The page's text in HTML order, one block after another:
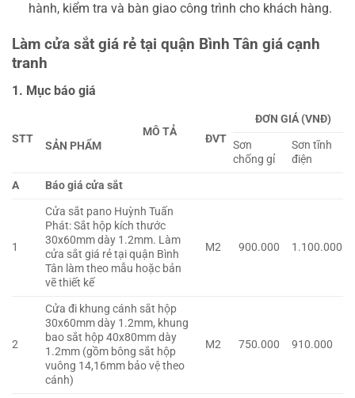
hành, kiểm tra và bàn giao công trình cho khách hàng.
Làm cửa sắt giá rẻ tại quận Bình Tân giá cạnh
tranh
1. Mục báo giá
STT
MÔ TẢ
SẢN PHẨM
ĐVT
ĐƠN GIÁ (VNĐ)
Sơn
chống gỉ
Sơn tĩnh
điện
A
Báo giá cửa sắt
1
Cửa sắt pano Huỳnh Tuấn
Phát: Sắt hộp kích thước
30x60mm dày 1.2mm. Làm
cửa sắt giá rẻ tại quận Bình
Tân làm theo mẫu hoặc bản
vẽ thiết kế
M2 900.000 1.100.000
2
Cửa đi khung cánh sắt hộp
30x60mm dày 1.2mm, khung
bao sắt hộp 40x80mm dày
1.2mm (gồm bông sắt hộp
vuông 14,16mm bảo vệ theo
cánh)
M2 750.000 910.000